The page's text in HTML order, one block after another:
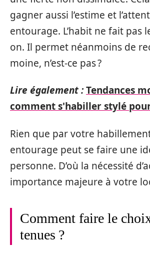
gagner aussi l’estime et
entourage. L’habit ne fait pas
on. Il permet néanmoins de
moine, n’est-ce pas ?
Lire également :Tendances
comment s'habiller stylé
Rien que par votre
entourage peut se faire une
personne. D’où la nécessité
importance majeure à votre
Comment faire le
tenues ?